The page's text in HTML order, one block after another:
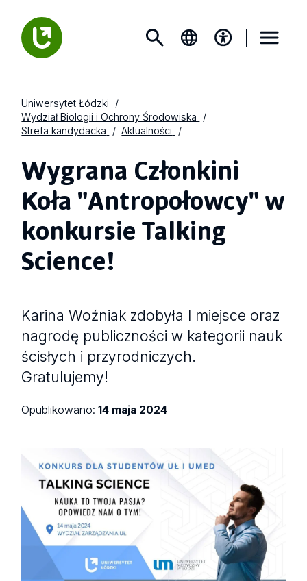
Uniwersytet Łódzki
Wydział Biologii i Ochrony Środowiska
Strefa kandydacka
Aktualności
Wygrana Członkini
Koła "Antropołowcy" w
konkursie Talking
Science!
Karina Woźniak zdobyła I miejsce oraz
nagrodę publiczności w kategorii nauk
ścisłych i przyrodniczych.
Gratulujemy!
Opublikowano:14 maja 2024